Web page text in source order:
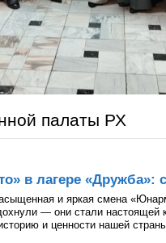
палаты РХ
в лагере «Дружба»:
и яркая смена
— они стали
и ценности нашей